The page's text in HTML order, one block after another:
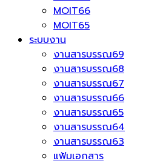
MOIT66
MOIT65
ระบบงาน
งานสารบรรณ69
งานสารบรรณ68
งานสารบรรณ67
งานสารบรรณ66
งานสารบรรณ65
งานสารบรรณ64
งานสารบรรณ63
แฟ้มเอกสาร